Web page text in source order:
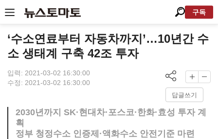
구독
‘수소연료부터 자동차까지’…10년간 수
소 생태계 구축 42조 투자
입력: 2021-03-02 16:30:00
수정: 2021-03-02 16:30:00
답글쓰기
2030년까지 SK·현대차·포스코·한화·효성 투자 계
획
정부 청정수소 인증제·액화수소 안전기준 마련